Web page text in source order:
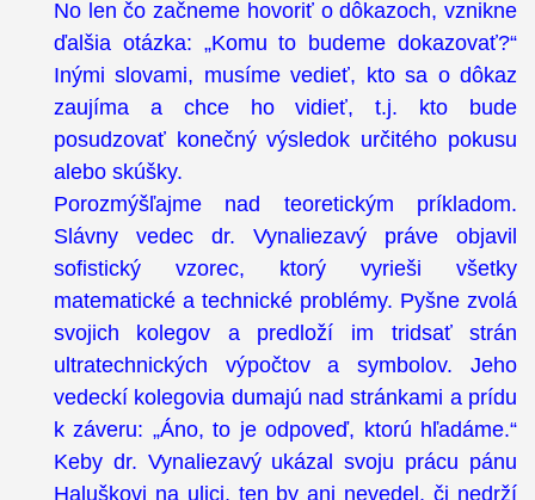
No len čo začneme hovoriť o dôkazoch, vznikne
ďalšia otázka: „Komu to budeme dokazovať?“
Inými slovami, musíme vedieť, kto sa o dôkaz
zaujíma a chce ho vidieť, t.j. kto bude
posudzovať konečný výsledok určitého pokusu
alebo skúšky.
Porozmýšľajme nad teoretickým príkladom.
Slávny vedec dr. Vynaliezavý práve objavil
sofistický vzorec, ktorý vyrieši všetky
matematické a technické problémy. Pyšne zvolá
svojich kolegov a predloží im tridsať strán
ultratechnických výpočtov a symbolov. Jeho
vedeckí kolegovia dumajú nad stránkami a prídu
k záveru: „Áno, to je odpoveď, ktorú hľadáme.“
Keby dr. Vynaliezavý ukázal svoju prácu pánu
Haluškovi na ulici, ten by ani nevedel, či nedrží